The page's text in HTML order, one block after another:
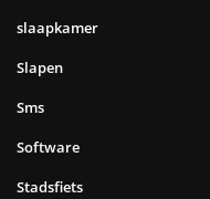
slaapkamer
Slapen
Sms
Software
Stadsfiets